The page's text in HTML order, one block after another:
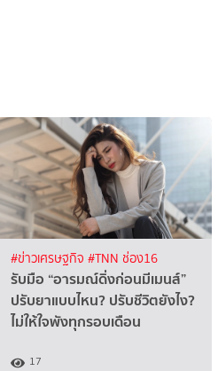
#ข่าวเศรษฐกิจ #TNN ช่อง16
รับมือ “อารมณ์ดิ่งก่อนมีเมนส์”
ปรับยาแบบไหน? ปรับชีวิตยังไง?
ไม่ให้ใจพังทุกรอบเดือน
17